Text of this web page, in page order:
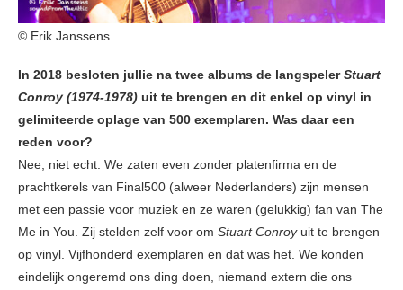
© Erik Janssens
In 2018 besloten jullie na twee albums de langspelerStuart
Conroy (1974-1978) uit te brengen en dit enkel op vinyl in
gelimiteerde oplage van 500 exemplaren. Was daar een
reden voor?
Nee, niet echt. We zaten even zonder platenfirma en de
prachtkerels van Final500 (alweer Nederlanders) zijn mensen
met een passie voor muziek en ze waren (gelukkig) fan van The
Me in You. Zij stelden zelf voor om Stuart Conroyuit te brengen
op vinyl. Vijfhonderd exemplaren en dat was het. We konden
eindelijk ongeremd ons ding doen, niemand extern die ons